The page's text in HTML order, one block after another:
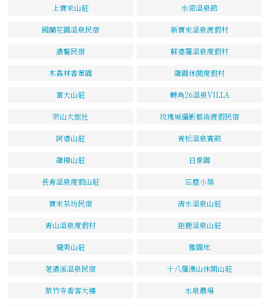
上寶來山莊 水密溫泉館
國蘭花園溫泉民宿 新寶來溫泉渡假村
濃馨民宿 蘇婆羅溫泉度假村
木森林香草園 龍園休閒度假村
富大山莊 轉角26溫泉VILLA
宗山大旅社 玫瑰城攝影藝術渡假民宿
阿婆山莊 青松溫泉賓館
龍樺山莊 日景園
長青溫泉度假山莊 忘塵小築
寶來茶坊民宿 清水溫泉山莊
青山溫泉度假村 鉅鹿溫泉山莊
瓏美山莊 雅園地
荖濃溪溫泉民宿 十八羅漢山休閒山莊
紫竹寺香客大樓 水泉農場